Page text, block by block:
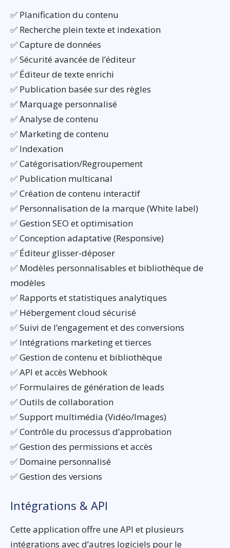
✅ Planification du contenu
✅ Recherche plein texte et indexation
✅ Capture de données
✅ Sécurité avancée de l’éditeur
✅ Éditeur de texte enrichi
✅ Publication basée sur des règles
✅ Marquage personnalisé
✅ Analyse de contenu
✅ Marketing de contenu
✅ Indexation
✅ Catégorisation/Regroupement
✅ Publication multicanal
✅ Création de contenu interactif
✅ Personnalisation de la marque (White label)
✅ Gestion SEO et optimisation
✅ Conception adaptative (Responsive)
✅ Éditeur glisser-déposer
✅ Modèles personnalisables et bibliothèque de
modèles
✅ Rapports et statistiques analytiques
✅ Hébergement cloud sécurisé
✅ Suivi de l’engagement et des conversions
✅ Intégrations marketing et tierces
✅ Gestion de contenu et bibliothèque
✅ API et accès Webhook
✅ Formulaires de génération de leads
✅ Outils de collaboration
✅ Support multimédia (Vidéo/Images)
✅ Contrôle du processus d’approbation
✅ Gestion des permissions et accès
✅ Domaine personnalisé
✅ Gestion des versions
Intégrations & API
Cette application offre une API et plusieurs
intégrations avec d’autres logiciels pour le